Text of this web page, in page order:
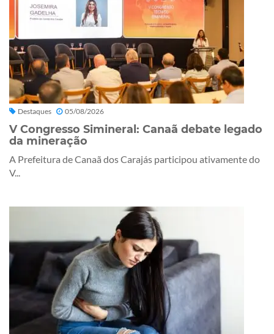
Destaques 05/08/2026
V Congresso Simineral: Canaã debate legado
da mineração
A Prefeitura de Canaã dos Carajás participou ativamente do
V...